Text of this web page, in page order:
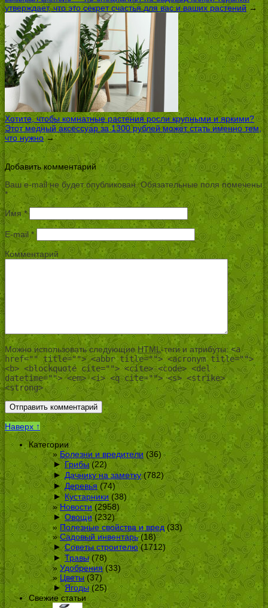
утверждает, что это секрет счастья для вас и ваших растений →
Хотите, чтобы комнатные растения росли крупными и яркими?
Этот медный аксессуар за 1300 рублей может стать именно тем,
что нужно→
Добавить комментарий
Ваш e-mail не будет опубликован.Обязательные поля помечены
*
Имя*
E-mail*
Комментарий
Можно использовать следующие HTML-теги и атрибуты: <a
href="" title=""> <abbr title=""> <acronym title="">
<b> <blockquote cite=""> <cite> <code> <del
datetime=""> <em> <i> <q cite=""> <s> <strike>
<strong>
Наверх ↑
Категории
Болезни и вредители (36)
► Грибы(22)
► Дачнику на заметку(782)
► Деревья (74)
► Кустарники (38)
Новости (2958)
► Овощи(232)
Полезные свойства и вред(33)
Садовый инвентарь(18)
► Советы строителю(1712)
► Травы(78)
Удобрения(33)
Цветы(37)
► Ягоды(25)
Свежие статьи